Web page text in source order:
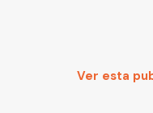
Ver esta